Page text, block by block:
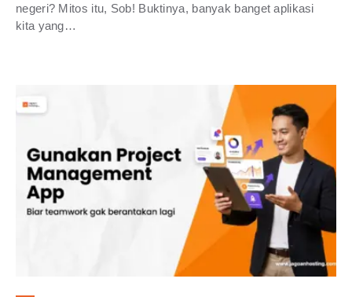
negeri? Mitos itu, Sob! Buktinya, banyak banget aplikasi
kita yang…